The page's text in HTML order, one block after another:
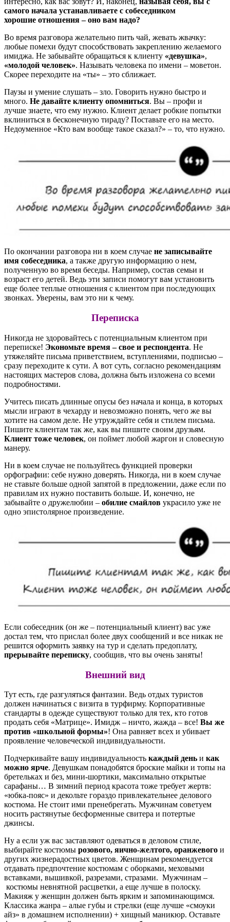
самого начала устанавливаете с собеседником
хорошие отношения – оно вам надо?
Во время разговора желательно пить чай, жевать жвачку:
любые помехи будут способствовать закреплению желаемого
имиджа. Не забывайте обращаться к клиенту «девушка»,
«молодой человек». Называть человека по имени – моветон.
Скорее переходите на «ты» – это сближает.
Паузы и умение слушать – зло. Говорить нужно быстро и
много. Не давайте клиенту опомниться. Вы – профи и
лучше знаете, что ему нужно. Клиент делает робкие попытки
вклиниться в бесконечную тираду? Поставьте его на место.
Недоуменное «Кто вам вообще такое сказал?» – то, что нужно.
По окончании разговора ни в коем случае не записывайте
имя собеседника, а также другую информацию о нем,
полученную во время беседы. Например, состав семьи и
возраст его детей. Ведь эти записи помогут вам установить
еще более теплые отношения с клиентом при последующих
звонках. Уверены, вам это ни к чему.
Переписка
Никогда не здоровайтесь с потенциальным клиентом при
переписке! Экономьте время – свое и респондента. Не
утяжеляйте письма приветствием, вступлениями, подписью –
сразу переходите к сути. А вот суть, согласно рекомендациям
настоящих мастеров слова, должна быть изложена со всеми
подробностями.
Учитесь писать длинные опусы без начала и конца, в которых
мысли играют в чехарду и невозможно понять, чего же вы
хотите на самом деле. Не утруждайте себя и стилем письма.
Пишите клиентам так же, как вы пишите своим друзьям.
Клиент тоже человек, он поймет любой жаргон и словесную
манеру.
Ни в коем случае не пользуйтесь функцией проверки
орфографии: себе нужно доверять. Никогда, ни в коем случае
не ставьте больше одной запятой в предложении, даже если по
правилам их нужно поставить больше. И, конечно, не
забывайте о дружелюбии – обилие смайлов украсило уже не
одно эпистолярное произведение.
Если собеседник (он же – потенциальный клиент) вас уже
достал тем, что прислал более двух сообщений и все никак не
решится оформить заявку на тур и сделать предоплату,
прерывайте переписку, сообщив, что вы очень заняты!
Внешний вид
Тут есть, где разгуляться фантазии. Ведь отдых туристов
должен начинаться с визита в турфирму. Корпоративные
стандарты в одежде существуют только для тех, кто готов
продать себя «Матрице». Имидж – ничто, жажда – все! Вы же
против «школьной формы»! Она равняет всех и убивает
проявление человеческой индивидуальности.
Подчеркивайте вашу индивидуальность каждый день и как
можно ярче. Девушкам понадобятся броские майки и топы на
бретельках и без, мини-шортики, максимально открытые
сарафаны… В зимний период красота тоже требует жертв:
«юбка-пояс» и декольте гораздо привлекательнее делового
костюма. Не стоит ими пренебрегать. Мужчинам советуем
носить растянутые бесформенные свитера и потертые
джинсы.
Ну а если уж вас заставляют одеваться в деловом стиле,
выбирайте костюмы розового, яично-желтого, оранжевого и
других жизнерадостных цветов. Женщинам рекомендуется
отдавать предпочтение костюмам с оборками, меховыми
вставками, вышивкой, разрезами, стразами. Мужчинам –
костюмы невнятной расцветки, а еще лучше в полоску.
Макияж у женщин должен быть ярким и запоминающимся.
Классика жанра – алые губы и стрелки (еще лучше «смоуки
айз» в домашнем исполнении) + хищный маникюр. Оставьте